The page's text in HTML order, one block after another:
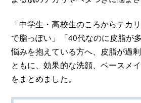
「中学生・高校生のころからテカ
で脂っぽい」「40代なのに皮脂が
悩みを抱えている方へ、皮脂が過
ともに、効果的な洗顔、ベースメ
をまとめました。